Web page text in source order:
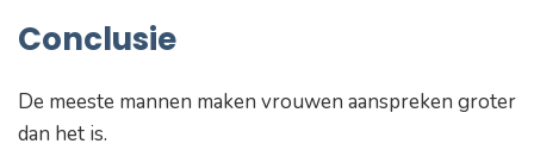
Conclusie
De meeste mannen maken vrouwen aanspreken groter
dan het is.